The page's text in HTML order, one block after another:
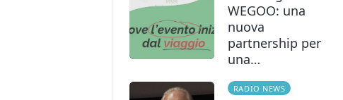
WEGOO: una
nuova
partnership per
una…
RADIO NEWS